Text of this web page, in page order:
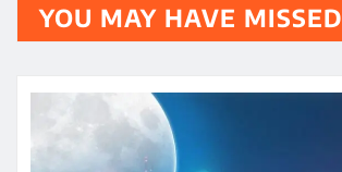
YOU MAY HAVE MISSED